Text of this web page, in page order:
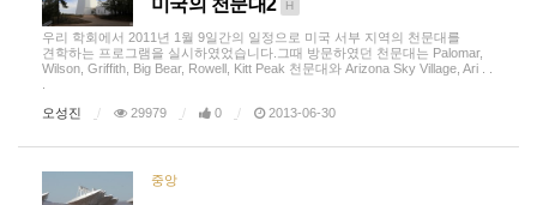
미국의 천문대2 H
우리 학회에서 2011년 1월 9일간의 일정으로 미국 서부 지역의 천문대를
견학하는 프로그램을 실시하였었습니다.그때 방문하였던 천문대는 Palomar,
Wilson, Griffith, Big Bear, Rowell, Kitt Peak 천문대와 Arizona Sky Village, Ari . .
오성진
29979 0 2013-06-30
중앙